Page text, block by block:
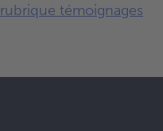
rubrique témoignages